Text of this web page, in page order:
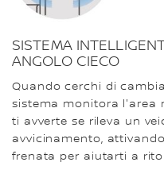
SISTEMA
ANGOLO CIECO
Quando cerchi di
sistema monitora l'area
ti avverte se rileva un
avvicinamento,
frenata per aiutarti a